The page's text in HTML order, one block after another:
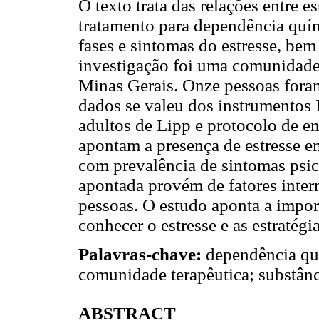
O texto trata das relações entre
tratamento para dependência
fases e sintomas do estresse,
investigação foi uma
Minas Gerais. Onze pessoas
dados se valeu dos
adultos de Lipp e protocolo de
apontam a presença de estresse
com prevalência de sintomas
apontada provém de fatores
pessoas. O estudo aponta a
conhecer o estresse e as
Palavras-chave: dependência
comunidade terapêutica;
ABSTRACT